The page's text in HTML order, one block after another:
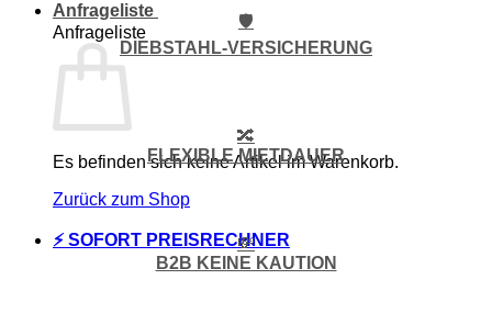
Anfrageliste
Anfrageliste
Es befinden sich keine Artikel im Warenkorb.
Zurück zum Shop
⚡ SOFORT PREISRECHNER
🛡️
DIEBSTAHL-VERSICHERUNG
🔀
FLEXIBLE MIETDAUER
💸
B2B KEINE KAUTION